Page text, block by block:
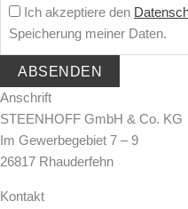
Ich akzeptiere den
Speicherung meiner Daten.
Anschrift
STEENHOFF GmbH & Co. KG
Im Gewerbegebiet 7 – 9
26817 Rhauderfehn
Kontakt